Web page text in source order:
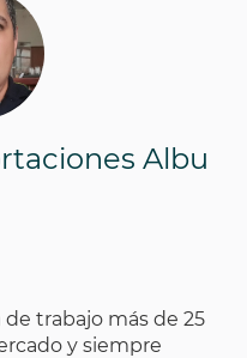
Albu
trabajo más de 25
y siempre